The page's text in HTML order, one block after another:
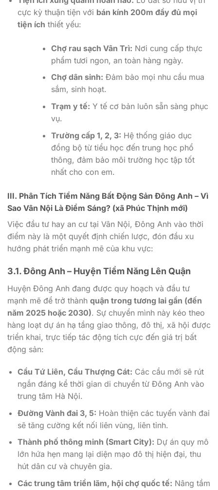
cực kỳ thuận tiện với bán kính 200m đầy đủ mọi
tiện ích thiết yếu:
Chợ rau sạch Vân Trì: Nơi cung cấp thực
phẩm tươi ngon, an toàn hàng ngày.
Chợ dân sinh: Đảm bảo mọi nhu cầu mua
sắm, sinh hoạt.
Trạm y tế: Y tế cơ bản luôn sẵn sàng phục
vụ.
Trường cấp 1, 2, 3: Hệ thống giáo dục
đồng bộ từ tiểu học đến trung học phổ
thông, đảm bảo môi trường học tập tốt
nhất cho con em.
III. Phân Tích Tiềm Năng Bất Động Sản Đông Anh – Vì
Sao Vân Nội Là Điểm Sáng? (xã Phúc Thịnh mới)
Việc đầu tư hay an cư tại Vân Nội, Đông Anh vào thời
điểm này là một quyết định chiến lược, đón đầu xu
hướng phát triển mạnh mẽ của khu vực:
3.1. Đông Anh – Huyện Tiềm Năng Lên Quận
Huyện Đông Anh đang được quy hoạch và đầu tư
mạnh mẽ để trở thành quận trong tương lai gần (đến
năm 2025 hoặc 2030). Sự chuyển mình này kéo theo
hàng loạt dự án hạ tầng giao thông, đô thị, xã hội được
triển khai, trực tiếp tác động tích cực đến giá trị bất
động sản:
Cầu Tứ Liên, Cầu Thượng Cát: Các cầu mới sẽ rút
ngắn đáng kể thời gian di chuyển từ Đông Anh vào
trung tâm Hà Nội.
Đường Vành đai 3, 5: Hoàn thiện các tuyến vành đai
sẽ tăng cường kết nối liên vùng, liên tỉnh.
Thành phố thông minh (Smart City): Dự án quy mô
lớn hứa hẹn mang lại diện mạo đô thị hiện đại, thu
hút dân cư và chuyên gia.
Các trung tâm triển lãm, hội chợ quốc tế: Nâng tầm